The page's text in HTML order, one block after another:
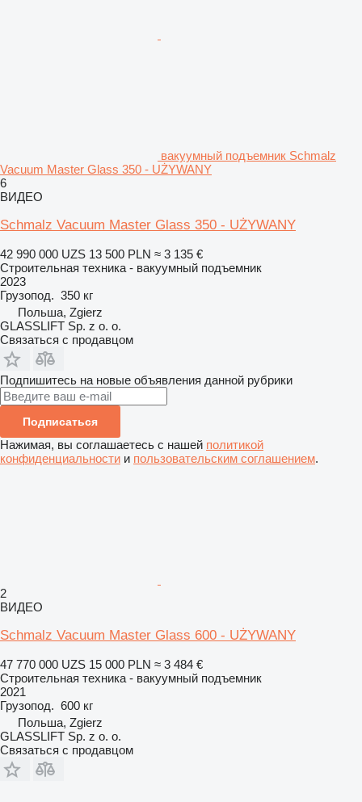
вакуумный подъемник Schmalz
Vacuum Master Glass 350 - UŻYWANY
6
ВИДЕО
Schmalz Vacuum Master Glass 350 - UŻYWANY
42 990 000 UZS 13 500 PLN ≈ 3 135 €
Строительная техника - вакуумный подъемник
2023
Грузопод. 350 кг
Польша, Zgierz
GLASSLIFT Sp. z o. o.
Связаться с продавцом
Подпишитесь на новые объявления данной рубрики
Подписаться
Нажимая, вы соглашаетесь с нашей политикой
конфиденциальности и пользовательским соглашением.
2
ВИДЕО
Schmalz Vacuum Master Glass 600 - UŻYWANY
47 770 000 UZS 15 000 PLN ≈ 3 484 €
Строительная техника - вакуумный подъемник
2021
Грузопод. 600 кг
Польша, Zgierz
GLASSLIFT Sp. z o. o.
Связаться с продавцом